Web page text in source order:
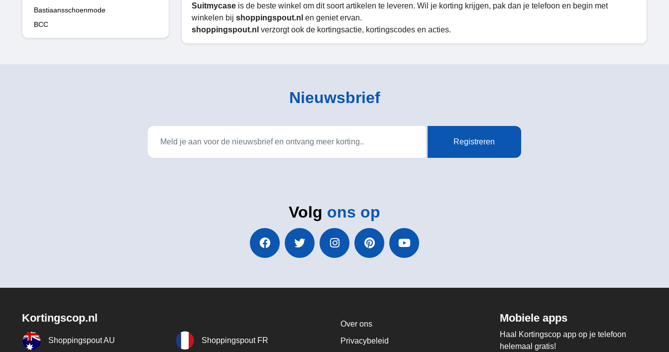
Bastiaansschoenmode
BCC
Suitmycase is de beste winkel om dit soort artikelen te leveren. Wil je korting krijgen, pak dan je telefoon en begin met
winkelen bij shoppingspout.nl en geniet ervan.
shoppingspout.nl verzorgt ook de kortingsactie, kortingscodes en acties.
Nieuwsbrief
Registreren
Volg ons op
Kortingscop.nl
Shoppingspout AU Shoppingspout FR
Over ons
Privacybeleid
Mobiele apps
Haal Kortingscop app op je telefoon
helemaal gratis!